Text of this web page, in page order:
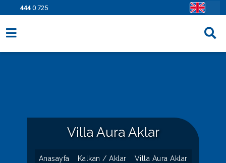
444 0 725
Villa Aura Aklar
Anasayfa Kalkan / Aklar Villa Aura Aklar